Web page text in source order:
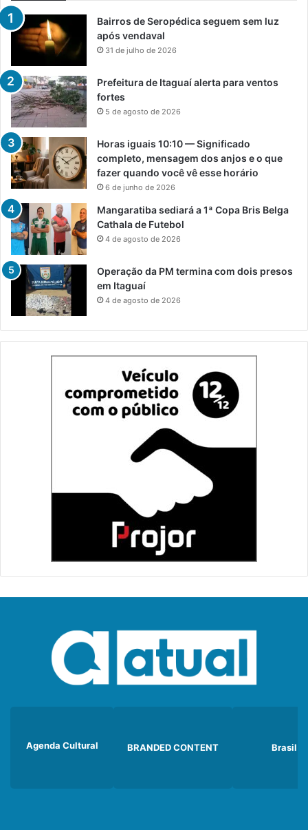
Bairros de Seropédica seguem sem luz
após vendaval
31 de julho de 2026
Prefeitura de Itaguaí alerta para ventos
fortes
5 de agosto de 2026
Horas iguais 10:10 — Significado
completo, mensagem dos anjos e o que
fazer quando você vê esse horário
6 de junho de 2026
Mangaratiba sediará a 1ª Copa Bris Belga
Cathala de Futebol
4 de agosto de 2026
Operação da PM termina com dois presos
em Itaguaí
4 de agosto de 2026
Agenda Cultural BRANDED CONTENT Brasil